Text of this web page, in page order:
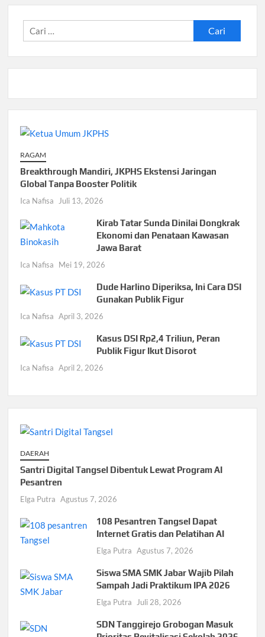
Cari
untuk:
RAGAM
Breakthrough Mandiri, JKPHS Ekstensi Jaringan
Global Tanpa Booster Politik
Ica Nafisa Juli 13, 2026
Kirab Tatar Sunda Dinilai Dongkrak
Ekonomi dan Penataan Kawasan
Jawa Barat
Ica Nafisa Mei 19, 2026
Dude Harlino Diperiksa, Ini Cara DSI
Gunakan Publik Figur
Ica Nafisa April 3, 2026
Kasus DSI Rp2,4 Triliun, Peran
Publik Figur Ikut Disorot
Ica Nafisa April 2, 2026
DAERAH
Santri Digital Tangsel Dibentuk Lewat Program AI
Pesantren
Elga Putra Agustus 7, 2026
108 Pesantren Tangsel Dapat
Internet Gratis dan Pelatihan AI
Elga Putra Agustus 7, 2026
Siswa SMA SMK Jabar Wajib Pilah
Sampah Jadi Praktikum IPA 2026
Elga Putra Juli 28, 2026
SDN Tanggirejo Grobogan Masuk